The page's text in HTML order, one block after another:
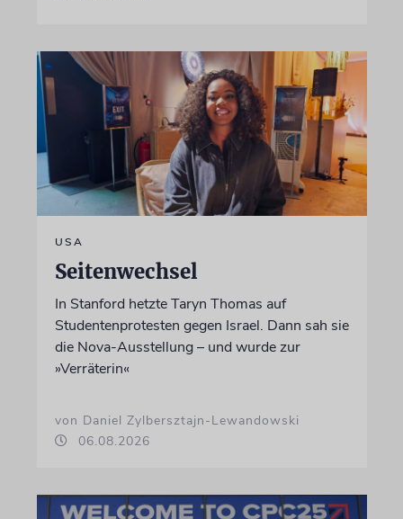
USA
Seitenwechsel
In Stanford hetzte Taryn Thomas auf
Studentenprotesten gegen Israel. Dann sah sie
die Nova-Ausstellung – und wurde zur
»Verräterin«
von Daniel Zylbersztajn-Lewandowski
06.08.2026